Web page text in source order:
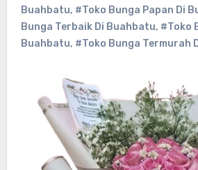
Buahbatu, #Toko Bunga Papan Di
Bunga Terbaik Di Buahbatu, #Toko
Buahbatu, #Toko Bunga Termurah